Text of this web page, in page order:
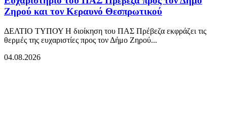
Ζηρού και τον Κεραυνό Θεσπρωτικού
ΔΕΛΤΙΟ ΤΥΠΟΥ Η διοίκηση του ΠΑΣ Πρέβεζα εκφράζει τις
θερμές της ευχαριστίες προς τον Δήμο Ζηρού...
04.08.2026